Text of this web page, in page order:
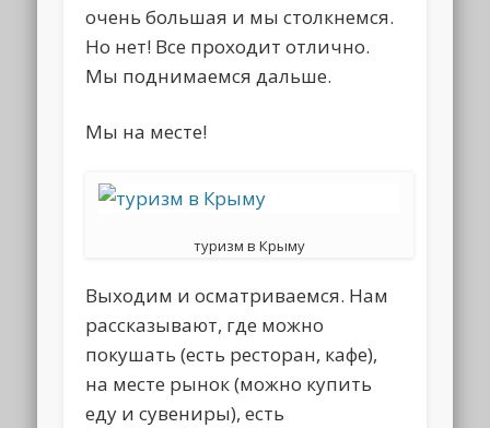
очень большая и мы столкнемся.
Но нет! Все проходит отлично.
Мы поднимаемся дальше.
Мы на месте!
туризм в Крыму
Выходим и осматриваемся. Нам
рассказывают, где можно
покушать (есть ресторан, кафе),
на месте рынок (можно купить
еду и сувениры), есть